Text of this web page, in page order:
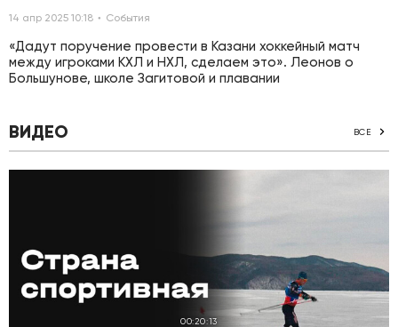
14 апр 2025 10:18 События
«Дадут поручение провести в Казани хоккейный матч
между игроками КХЛ и НХЛ, сделаем это». Леонов о
Большунове, школе Загитовой и плавании
ВИДЕО ВСЕ
00:20:13